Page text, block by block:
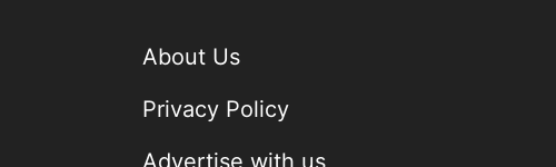
About Us
Privacy Policy
Advertise with us